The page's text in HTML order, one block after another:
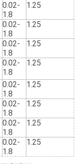
0.02-
1.8
1.25
0.02-
1.8
1.25
0.02-
1.8
1.25
0.02-
1.8
1.25
0.02-
1.8
1.25
0.02-
1.8
1.25
0.02-
1.8
1.25
0.02-
1.8
1.25